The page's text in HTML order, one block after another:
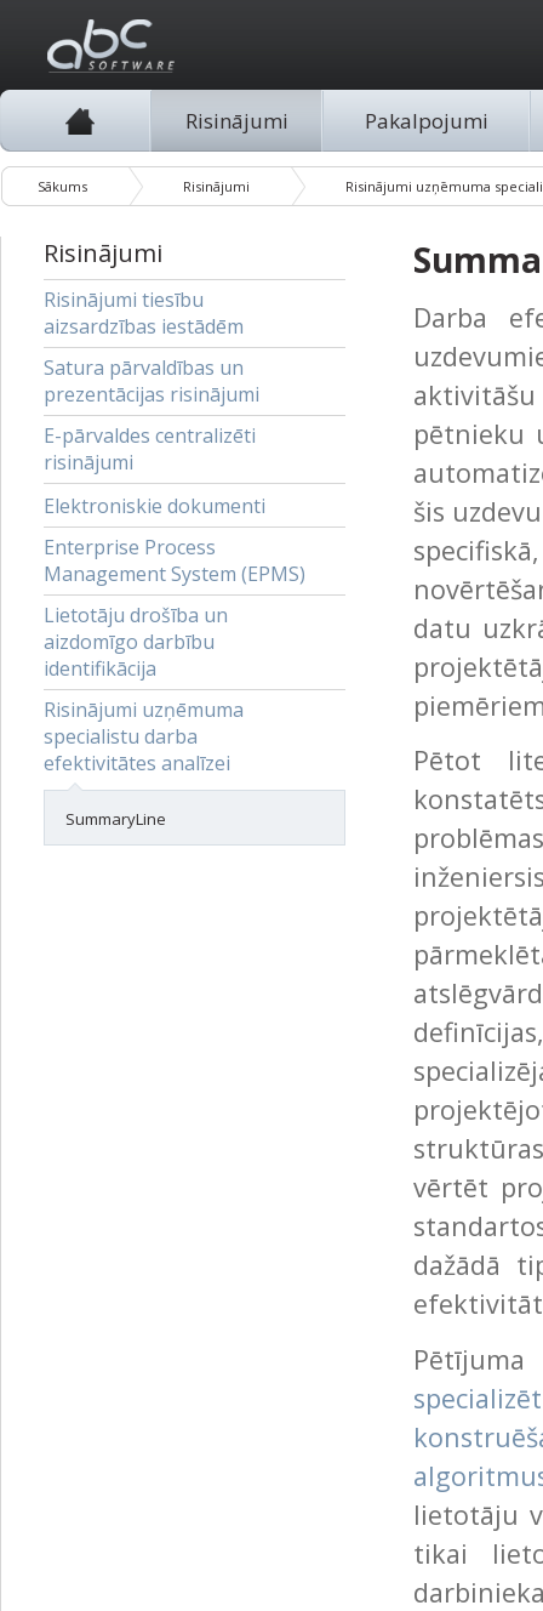
Risinājumi Pakalpojumi
Sākums Risinājumi Risinājumi uzņēmuma
Risinājumi
Risinājumi tiesību
aizsardzības iestādēm
Satura pārvaldības un
prezentācijas risinājumi
E-pārvaldes centralizēti
risinājumi
Elektroniskie dokumenti
Enterprise Process
Management System (EPMS)
Lietotāju drošība un
aizdomīgo darbību
identifikācija
Risinājumi uzņēmuma
specialistu darba
efektivitātes analīzei
SummaryLine
Darba
pētnieku
šis
datu
Pētot
vērtēt
dažādā
lietotāju
tikai